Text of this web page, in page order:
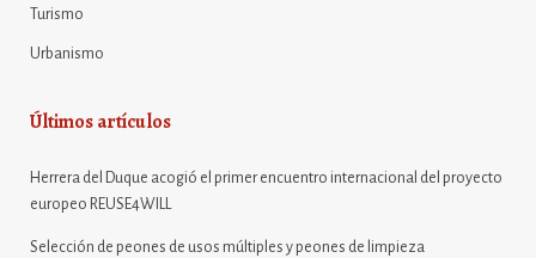
Turismo
Urbanismo
Últimos artículos
Herrera del Duque acogió el primer encuentro internacional del proyecto
europeo REUSE4WILL
Selección de peones de usos múltiples y peones de limpieza